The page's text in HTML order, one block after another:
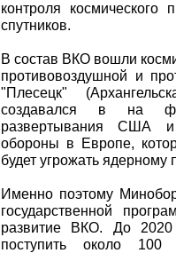
контроля космического
спутников.
В состав ВКО вошли
противовоздушной и
"Плесецк"
создавался в на
развертывания США и
обороны в Европе,
будет угрожать ядерному
Именно поэтому
государственной
развитие ВКО. До
поступить около 100